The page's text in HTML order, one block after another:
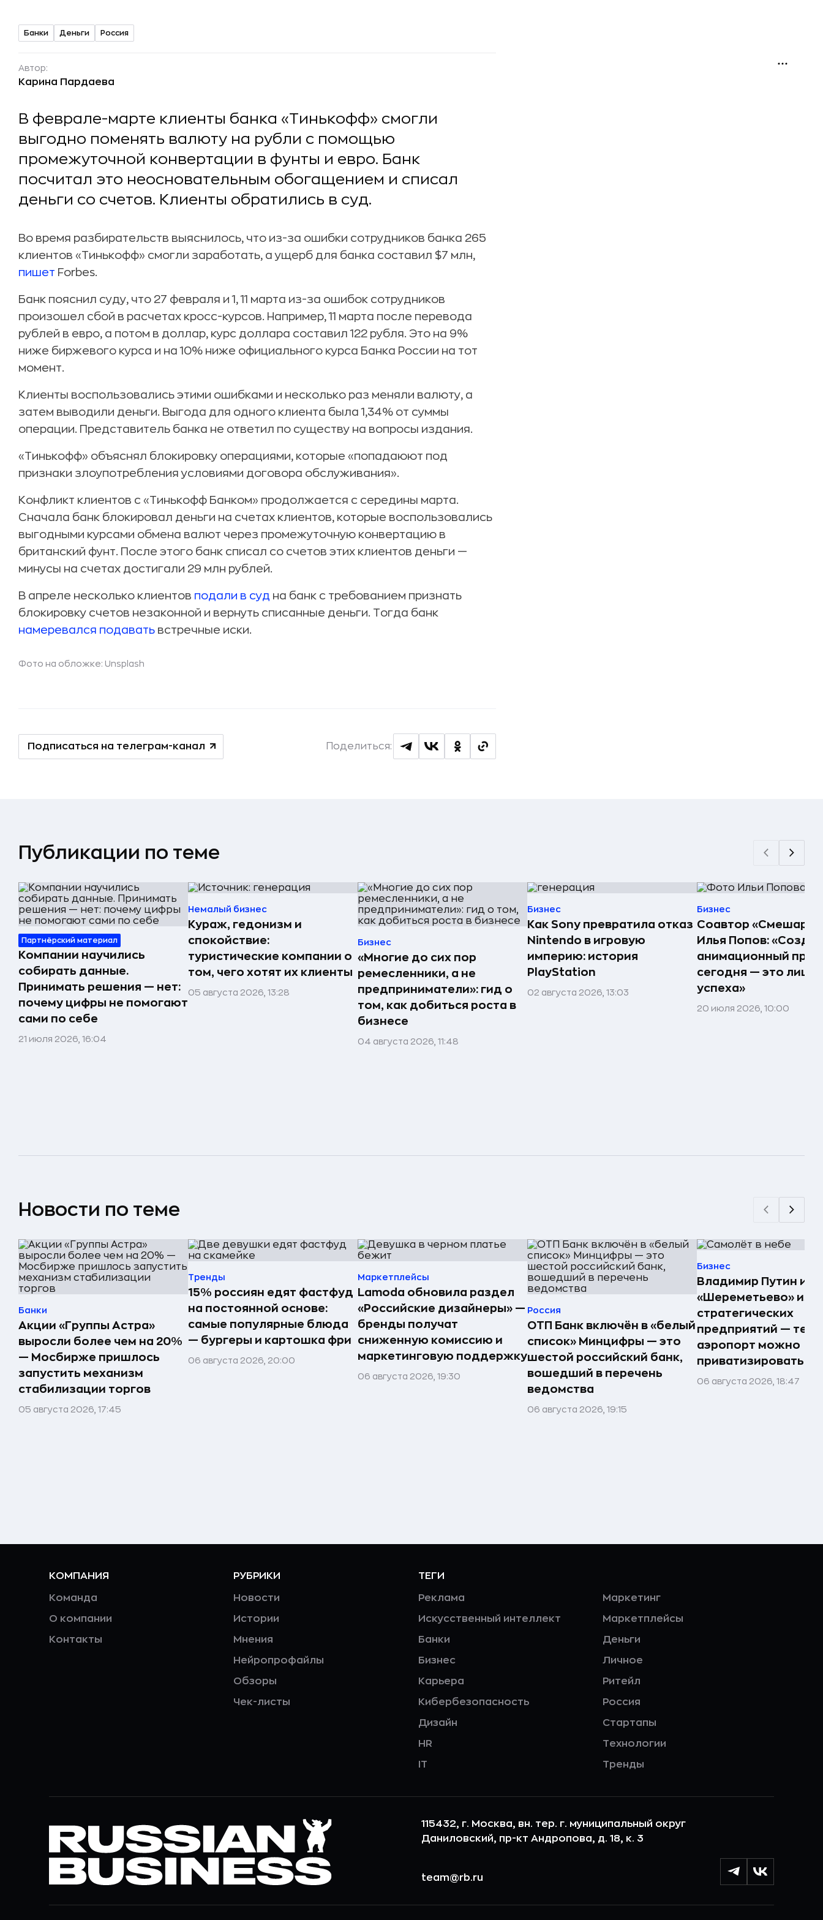
Банки Деньги Россия
Автор:
Карина Пардаева
В феврале-марте клиенты банка «Тинькофф» смогли
выгодно поменять валюту на рубли с помощью
промежуточной конвертации в фунты и евро. Банк
посчитал это неосновательным обогащением и списал
деньги со счетов. Клиенты обратились в суд.
Во время разбирательств выяснилось, что из-за ошибки сотрудников банка 265
клиентов «Тинькофф» смогли заработать, а ущерб для банка составил $7 млн,
пишет Forbes.
Банк пояснил суду, что 27 февраля и 1, 11 марта из-за ошибок сотрудников
произошел сбой в расчетах кросс-курсов. Например, 11 марта после перевода
рублей в евро, а потом в доллар, курс доллара составил 122 рубля. Это на 9%
ниже биржевого курса и на 10% ниже официального курса Банка России на тот
момент.
Клиенты воспользовались этими ошибками и несколько раз меняли валюту, а
затем выводили деньги. Выгода для одного клиента была 1,34% от суммы
операции. Представитель банка не ответил по существу на вопросы издания.
«Тинькофф» объяснял блокировку операциями, которые «попадаюют под
признаки злоупотребления условиями договора обслуживания».
Конфликт клиентов с «Тинькофф Банком» продолжается с середины марта.
Сначала банк блокировал деньги на счетах клиентов, которые воспользовались
выгодными курсами обмена валют через промежуточную конвертацию в
британский фунт. После этого банк списал со счетов этих клиентов деньги —
минусы на счетах достигали 29 млн рублей.
В апреле несколько клиентов подали в суд на банк с требованием признать
блокировку счетов незаконной и вернуть списанные деньги. Тогда банк
намеревался подавать встречные иски.
Фото на обложке: Unsplash
Подписаться на телеграм-канал Поделиться:
Публикации по теме
Партнёрский материал
Компании научились
собирать данные.
Принимать решения — нет:
почему цифры не помогают
сами по себе
21 июля 2026, 16:04
Немалый бизнес
Кураж, гедонизм и
спокойствие:
туристические компании о
том, чего хотят их клиенты
05 августа 2026, 13:28
Бизнес
«Многие до сих пор
ремесленники, а не
предприниматели»: гид о
том, как добиться роста в
бизнесе
04 августа 2026, 11:48
Бизнес
Как Sony превратила отказ
Nintendo в игровую
империю: история
PlayStation
02 августа 2026, 13:03
Бизнес
Соавтор
Илья Попов:
анимационный
сегодня — это лишь
успеха»
20 июля 2026, 10:00
Новости по теме
Банки
Акции «Группы Астра»
выросли более чем на 20%
— Мосбирже пришлось
запустить механизм
стабилизации торгов
05 августа 2026, 17:45
Тренды
15% россиян едят фастфуд
на постоянной основе:
самые популярные блюда
— бургеры и картошка фри
06 августа 2026, 20:00
Маркетплейсы
Lamoda обновила раздел
«Российские дизайнеры» —
бренды получат
сниженную комиссию и
маркетинговую поддержку
06 августа 2026, 19:30
Россия
ОТП Банк включён в «белый
список» Минцифры — это
шестой российский банк,
вошедший в перечень
ведомства
06 августа 2026, 19:15
Бизнес
Владимир Путин
«Шереметьево» из
стратегических
предприятий —
аэропорт можно
приватизировать
06 августа 2026, 18:47
КОМПАНИЯ
Команда
О компании
Контакты
РУБРИКИ
Новости
Истории
Мнения
Нейропрофайлы
Обзоры
Чек-листы
ТЕГИ
Реклама
Искусственный интеллект
Банки
Бизнес
Карьера
Кибербезопасность
Дизайн
HR
IT
Маркетинг
Маркетплейсы
Деньги
Личное
Ритейл
Россия
Стартапы
Технологии
Тренды
115432, г. Москва, вн. тер. г. муниципальный округ
Даниловский, пр-кт Андропова, д. 18, к. 3
team@rb.ru